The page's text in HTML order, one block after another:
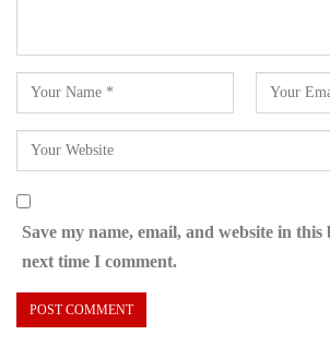
Save my name, email, and website in
next time I comment.